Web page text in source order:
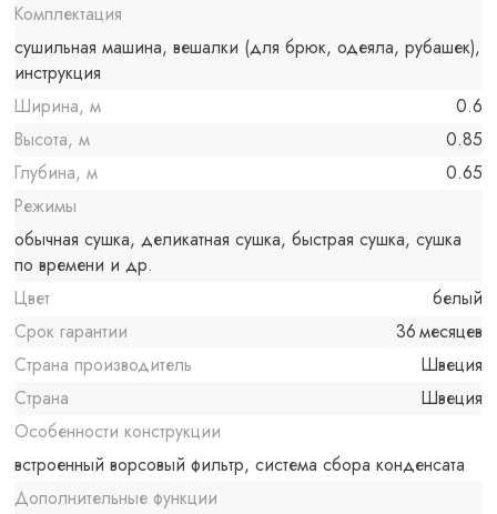
Комплектация
сушильная машина, вешалки (для брюк, одеяла, рубашек),
инструкция
Ширина, м
0.6
Высота, м
0.85
Глубина, м
0.65
Режимы
обычная сушка, деликатная сушка, быстрая сушка, сушка
по времени и др.
Цвет
белый
Срок гарантии
36 месяцев
Страна производитель
Швеция
Страна
Швеция
Особенности конструкции
встроенный ворсовый фильтр, система сбора конденсата
Дополнительные функции